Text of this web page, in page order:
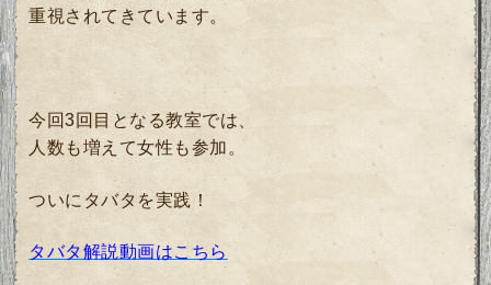
重視されてきています。
今回3回目となる教室では、
人数も増えて女性も参加。
ついにタバタを実践！
タバタ解説動画はこちら